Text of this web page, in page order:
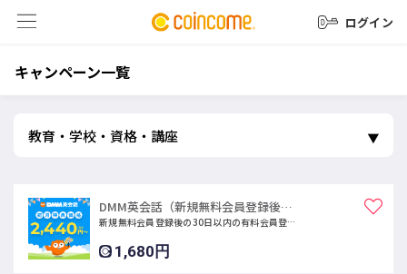
ログイン
キャンペーン一覧
DMM英会話（新規無料会員登録後の30日以内の有料会員登録）
新規無料会員登録後の30日以内の有料会員登録でキャッシュバック
1,680円